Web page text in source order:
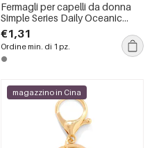
Fermagli per capelli da donna
Simple Series Daily Oceanic
Style Pc
€1,31
Ordine min. di 1 pz.
magazzino in Cina